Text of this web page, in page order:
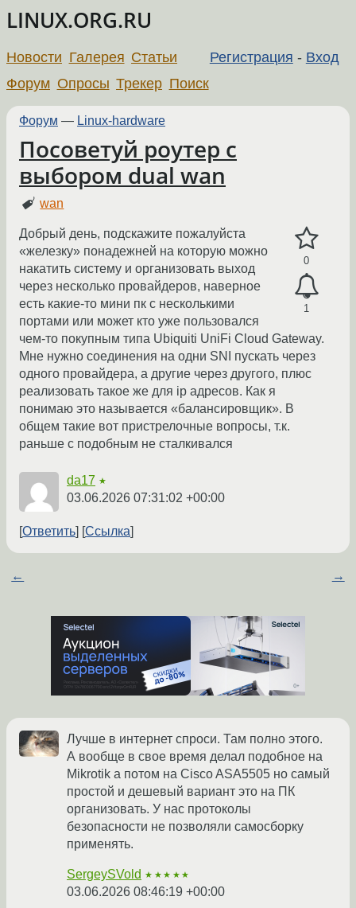
LINUX.ORG.RU
Регистрация - Вход
Новости Галерея Статьи
Форум Опросы Трекер Поиск
Форум — Linux-hardware
Посоветуй роутер с
выбором dual wan
wan
0
1
Добрый день, подскажите пожалуйста
«железку» понадежней на которую можно
накатить систему и организовать выход
через несколько провайдеров, наверное
есть какие-то мини пк с несколькими
портами или может кто уже пользовался
чем-то покупным типа Ubiquiti UniFi Cloud Gateway.
Мне нужно соединения на одни SNI пускать через
одного провайдера, а другие через другого, плюс
реализовать такое же для ip адресов. Как я
понимаю это называется «балансировщик». В
общем такие вот пристрелочные вопросы, т.к.
раньше с подобным не сталкивался
da17 ★
03.06.2026 07:31:02 +00:00
Ответить Ссылка
← →
Лучше в интернет спроси. Там полно этого.
А вообще в свое время делал подобное на
Mikrotik а потом на Cisco ASA5505 но самый
простой и дешевый вариант это на ПК
организовать. У нас протоколы
безопасности не позволяли самосборку
применять.
SergeySVold ★★★★★
03.06.2026 08:46:19 +00:00